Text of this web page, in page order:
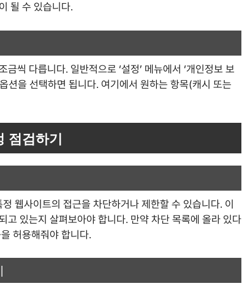
될 수 있습니다.
씩 다릅니다. 일반적으로 ‘설정’ 메뉴에서 ‘개인정보 보
션을 선택하면 됩니다. 여기에서 원하는 항목(캐시 또는
점검하기
웹사이트의 접근을 차단하거나 제한할 수 있습니다. 이
고 있는지 살펴보아야 합니다. 만약 차단 목록에 올라 있다
허용해줘야 합니다.